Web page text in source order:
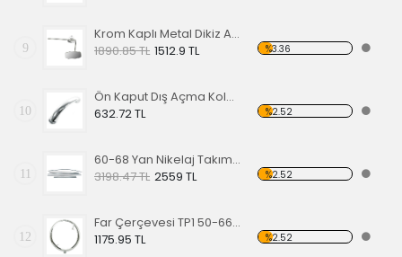
9
Krom Kaplı Metal Dikiz Aynası 57
1890.85 TL 1512.9 TL %3.36
10
Ön Kaput Dış Açma Kolu Nikelajlı 52-67
632.72 TL
%2.52
11
60-68 Yan Nikelaj Takımı Kalın Tip
3198.47 TL 2559 TL %2.52
12
Far Çerçevesi TP1 50-66 TP2 50-67
1175.95 TL
%2.52